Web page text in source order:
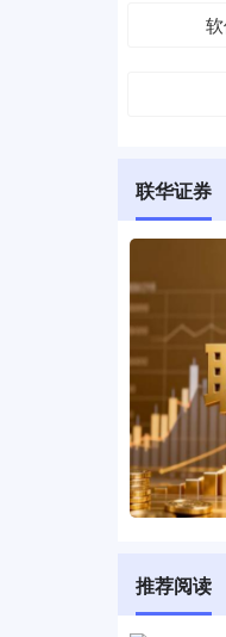
联华证券
推荐阅读